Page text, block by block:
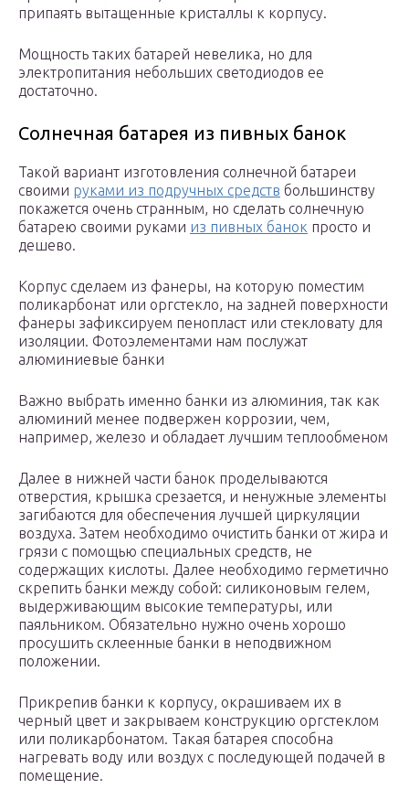
припаять вытащенные кристаллы к корпусу.
Мощность таких батарей невелика, но для
электропитания небольших светодиодов ее
достаточно.
Солнечная батарея из пивных банок
Такой вариант изготовления солнечной батареи
своими руками из подручных средств большинству
покажется очень странным, но сделать солнечную
батарею своими руками из пивных банок просто и
дешево.
Корпус сделаем из фанеры, на которую поместим
поликарбонат или оргстекло, на задней поверхности
фанеры зафиксируем пенопласт или стекловату для
изоляции. Фотоэлементами нам послужат
алюминиевые банки
Важно выбрать именно банки из алюминия, так как
алюминий менее подвержен коррозии, чем,
например, железо и обладает лучшим теплообменом
Далее в нижней части банок проделываются
отверстия, крышка срезается, и ненужные элементы
загибаются для обеспечения лучшей циркуляции
воздуха. Затем необходимо очистить банки от жира и
грязи с помощью специальных средств, не
содержащих кислоты. Далее необходимо герметично
скрепить банки между собой: силиконовым гелем,
выдерживающим высокие температуры, или
паяльником. Обязательно нужно очень хорошо
просушить склеенные банки в неподвижном
положении.
Прикрепив банки к корпусу, окрашиваем их в
черный цвет и закрываем конструкцию оргстеклом
или поликарбонатом. Такая батарея способна
нагревать воду или воздух с последующей подачей в
помещение.